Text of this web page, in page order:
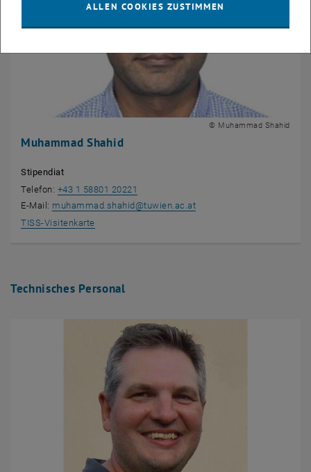
Muhammad Shahid
© Muhammad Shahid
Stipendiat
Telefon: +43 1 58801 20221
E-Mail: muhammad.shahid @tuwien.ac.at
TISS-Visitenkarte, öffnet eine externe URL in einem neuen Fenster
Technisches Personal
ALLEN COOKIES ZUSTIMMEN